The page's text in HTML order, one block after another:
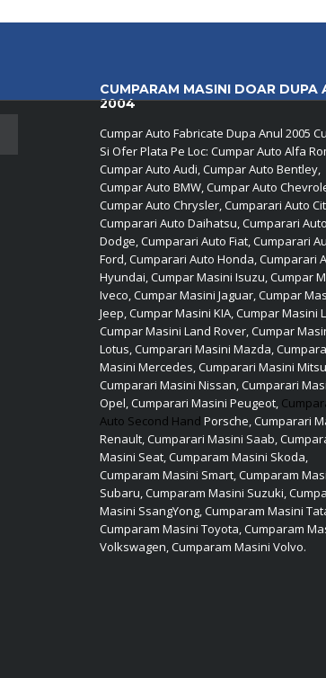
CUMPARAM MASINI DOAR DUPA
2004
Cumpar Auto Fabricate Dupa Anul 2005
Si Ofer Plata Pe Loc: Cumpar Auto Alfa
Cumpar Auto Audi, Cumpar Auto Bentley,
Cumpar Auto BMW, Cumpar Auto
Cumpar Auto Chrysler, Cumparari Auto
Cumparari Auto Daihatsu, Cumparari Auto
Dodge, Cumparari Auto Fiat, Cumparari
Ford, Cumparari Auto Honda, Cumparari
Hyundai, Cumpar Masini Isuzu, Cumpar
Iveco, Cumpar Masini Jaguar, Cumpar
Jeep, Cumpar Masini KIA, Cumpar Masini
Cumpar Masini Land Rover, Cumpar
Lotus, Cumparari Masini Mazda,
Masini Mercedes, Cumparari Masini
Cumparari Masini Nissan, Cumparari
Opel, Cumparari Masini Peugeot,
Auto Second Hand Porsche, Cumparari
Renault, Cumparari Masini Saab,
Masini Seat, Cumparam Masini Skoda,
Cumparam Masini Smart, Cumparam
Subaru, Cumparam Masini Suzuki,
Masini SsangYong, Cumparam Masini
Cumparam Masini Toyota, Cumparam
Volkswagen, Cumparam Masini Volvo.